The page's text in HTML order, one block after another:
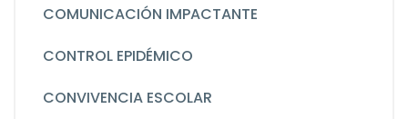
COMUNICACIÓN IMPACTANTE
CONTROL EPIDÉMICO
CONVIVENCIA ESCOLAR